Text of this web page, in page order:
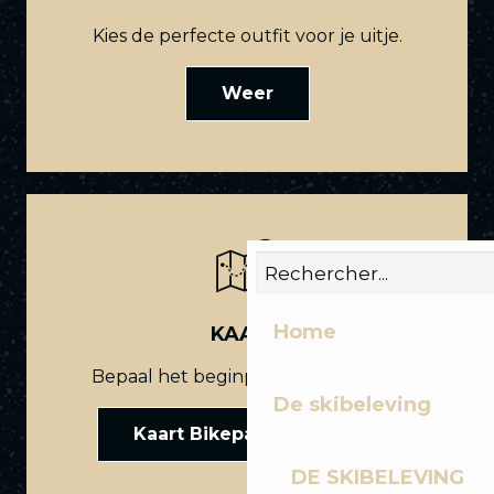
Home
De skibeleving
DE SKIBELEVING
Kies de perfecte outfit voor je uitje.
Weer
KAART
Bepaal het beginpunt van je route.
Kaart Bikepark Les Gets